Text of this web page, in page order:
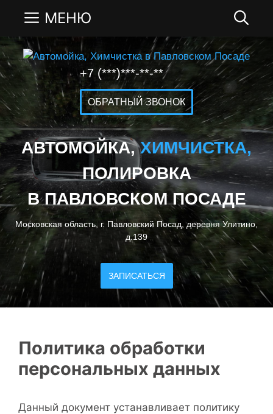
содержимому
МЕНЮ
+7 (***)***-**-**
ОБРАТНЫЙ ЗВОНОК
АВТОМОЙКА,ХИМЧИСТКА,
ПОЛИРОВКА
В ПАВЛОВСКОМ ПОСАДЕ
Московская область, г. Павловский Посад, деревня Улитино,
д.139
ЗАПИСАТЬСЯ
Политика обработки
персональных данных
Данный документ устанавливает политику